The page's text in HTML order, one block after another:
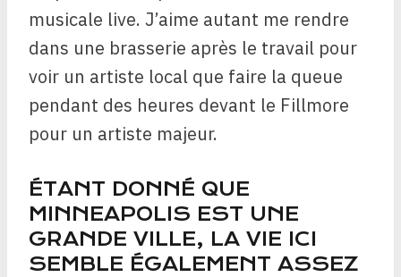
musicale live. J’aime autant me rendre
dans une brasserie après le travail pour
voir un artiste local que faire la queue
pendant des heures devant le Fillmore
pour un artiste majeur.
ÉTANT DONNÉ QUE
MINNEAPOLIS EST UNE
GRANDE VILLE, LA VIE ICI
SEMBLE ÉGALEMENT ASSEZ